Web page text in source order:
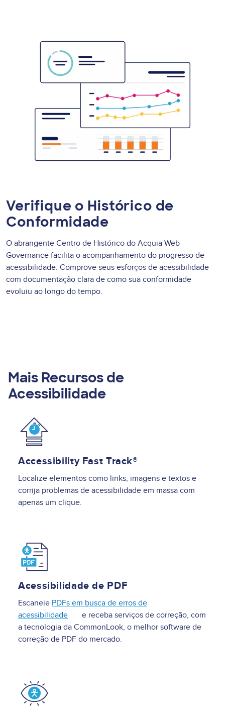
Verifique o Histórico de
Conformidade
O abrangente Centro de Histórico do Acquia Web
Governance facilita o acompanhamento do progresso de
acessibilidade. Comprove seus esforços de acessibilidade
com documentação clara de como sua conformidade
evoluiu ao longo do tempo.
Mais Recursos de
Acessibilidade
Image
Accessibility Fast Track®
Localize elementos como links, imagens e textos e
corrija problemas de acessibilidade em massa com
apenas um clique.
Image
Acessibilidade de PDF
Escaneie PDFs em busca de erros de
acessibilidade
e receba serviços de correção, com
a tecnologia da CommonLook, o melhor software de
correção de PDF do mercado.
Image